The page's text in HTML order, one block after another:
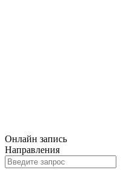
Онлайн запись
Направления